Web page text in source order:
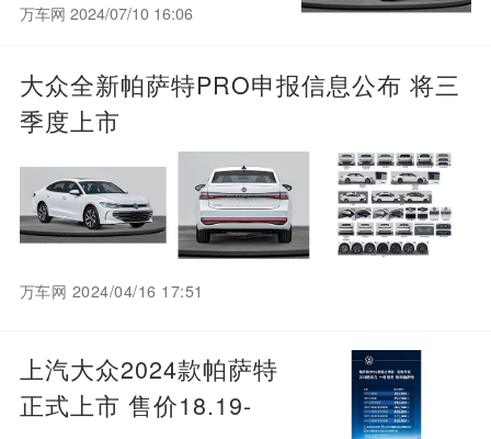
万车网 2024/07/10 16:06
大众全新帕萨特PRO申报信息公布 将三
季度上市
万车网 2024/04/16 17:51
上汽大众2024款帕萨特
正式上市 售价18.19-